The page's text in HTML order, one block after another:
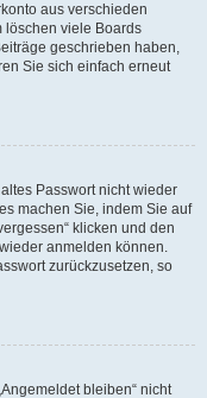
aus verschieden
löschen viele Boards
geschrieben haben,
Sie sich einfach erneut
Passwort nicht wieder
machen Sie, indem Sie auf
klicken und den
anmelden können.
zurückzusetzen, so
bleiben“ nicht